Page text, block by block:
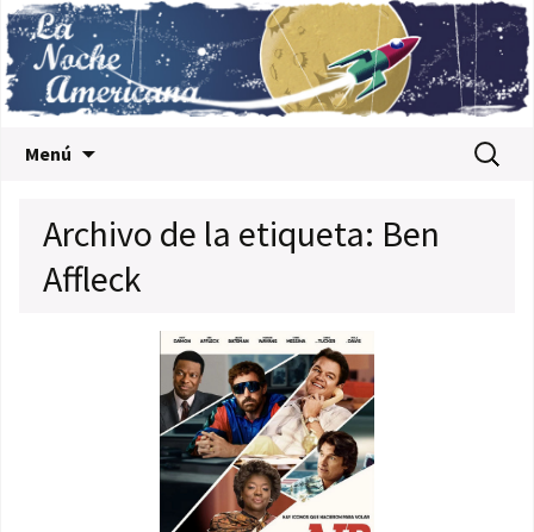
Menú Buscar:
Archivo de la etiqueta: Ben
Affleck